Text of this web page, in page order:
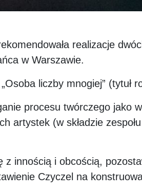
realizacje
w Warszawie.
liczby mnogiej” (tytuł
procesu twórczego jako
(w składzie zespołu
z innością i obcością,
Czyczel na